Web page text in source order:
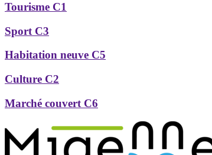
Tourisme C1
Sport C3
Habitation neuve C5
Culture C2
Marché couvert C6
Précédent
Suivant